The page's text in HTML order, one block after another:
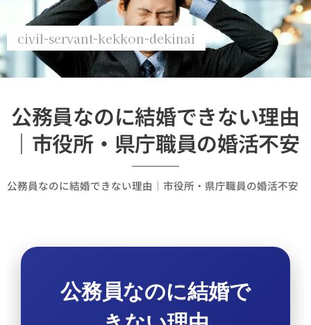
civil-servant-kekkon-dekinai
公務員なのに結婚できない理由
｜市役所・県庁職員の婚活不安
公務員なのに結婚できない理由｜市役所・県庁職員の婚活不安
公務員なのに結婚で